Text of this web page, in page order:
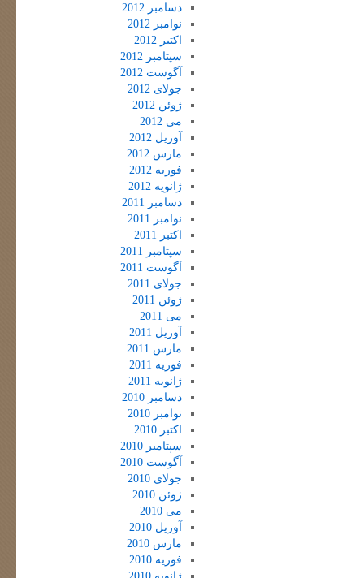
دسامبر 2012
نوامبر 2012
اکتبر 2012
سپتامبر 2012
آگوست 2012
جولای 2012
ژوئن 2012
می 2012
آوریل 2012
مارس 2012
فوریه 2012
ژانویه 2012
دسامبر 2011
نوامبر 2011
اکتبر 2011
سپتامبر 2011
آگوست 2011
جولای 2011
ژوئن 2011
می 2011
آوریل 2011
مارس 2011
فوریه 2011
ژانویه 2011
دسامبر 2010
نوامبر 2010
اکتبر 2010
سپتامبر 2010
آگوست 2010
جولای 2010
ژوئن 2010
می 2010
آوریل 2010
مارس 2010
فوریه 2010